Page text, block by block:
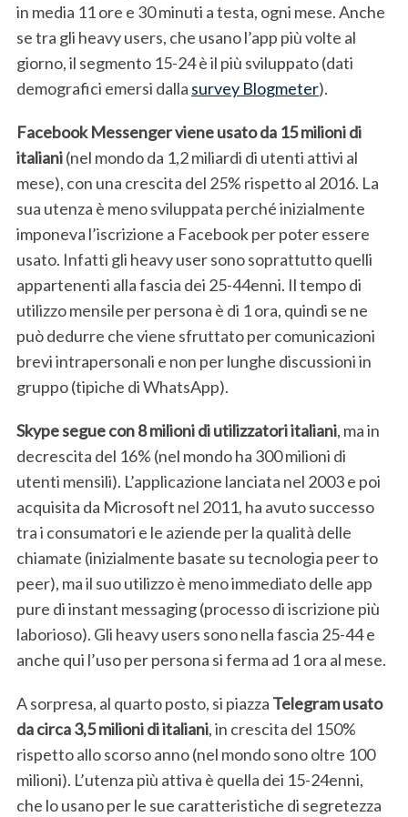
in media 11 ore e 30 minuti a testa, ogni mese. Anche
se tra gli heavy users, che usano l’app più volte al
giorno, il segmento 15-24 è il più sviluppato (dati
demografici emersi dalla survey Blogmeter).
Facebook Messenger viene usato da 15 milioni di
italiani(nel mondo da 1,2 miliardi di utenti attivi al
mese), con una crescita del 25% rispetto al 2016. La
sua utenza è meno sviluppata perché inizialmente
imponeva l’iscrizione a Facebook per poter essere
usato. Infatti gli heavy user sono soprattutto quelli
appartenenti alla fascia dei 25-44enni. Il tempo di
utilizzo mensile per persona è di 1 ora, quindi se ne
può dedurre che viene sfruttato per comunicazioni
brevi intrapersonali e non per lunghe discussioni in
gruppo (tipiche di WhatsApp).
Skype segue con 8 milioni di utilizzatori italiani, ma in
decrescita del 16% (nel mondo ha 300 milioni di
utenti mensili). L’applicazione lanciata nel 2003 e poi
acquisita da Microsoft nel 2011, ha avuto successo
tra i consumatori e le aziende per la qualità delle
chiamate (inizialmente basate su tecnologia peer to
peer), ma il suo utilizzo è meno immediato delle app
pure di instant messaging (processo di iscrizione più
laborioso). Gli heavy users sono nella fascia 25-44 e
anche qui l’uso per persona si ferma ad 1 ora al mese.
A sorpresa, al quarto posto, si piazza Telegram usato
da circa 3,5 milioni di italiani, in crescita del 150%
rispetto allo scorso anno (nel mondo sono oltre 100
milioni). L’utenza più attiva è quella dei 15-24enni,
che lo usano per le sue caratteristiche di segretezza
S
e
h
f